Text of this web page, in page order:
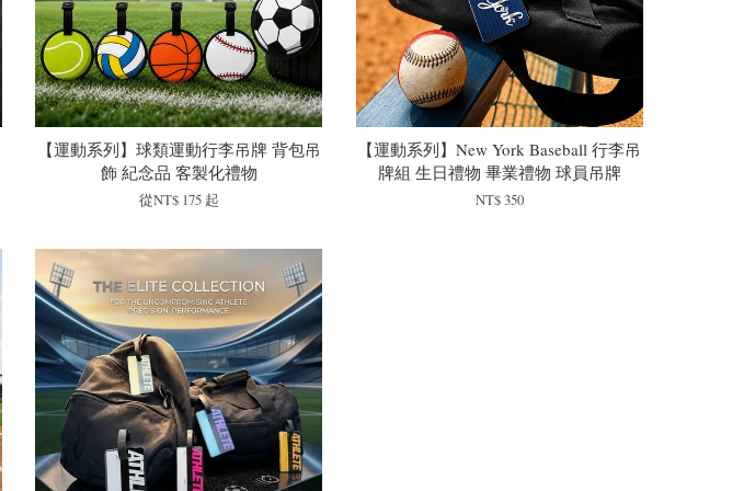
【運動系列】球類運動行李吊牌 背包吊
飾 紀念品 客製化禮物
從NT$ 175 起
【運動系列】New York Baseball 行李吊
牌組 生日禮物 畢業禮物 球員吊牌
NT$ 350